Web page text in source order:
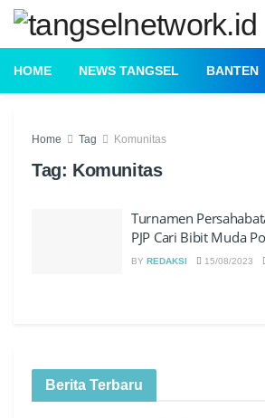
HOME NEWS TANGSEL BANTEN
Home Tag Komunitas
Tag: Komunitas
Turnamen
PJP Cari Bibit Muda
BY REDAKSI 15/08/2023
Berita Terbaru